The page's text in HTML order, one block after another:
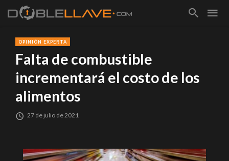
OPINIÓN EXPERTA
Falta de combustible
incrementará el costo de los
alimentos
27 de julio de 2021